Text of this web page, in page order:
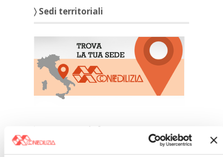
〉 Sedi territoriali
〉 affittocasa.info